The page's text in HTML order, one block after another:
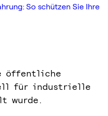
So schützen Sie Ihre
öffentliche
für industrielle
wurde.